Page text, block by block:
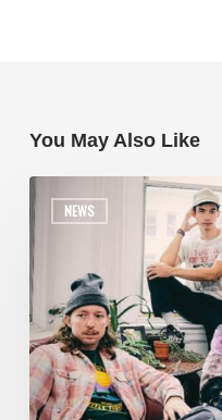
You May Also Like
NEWS